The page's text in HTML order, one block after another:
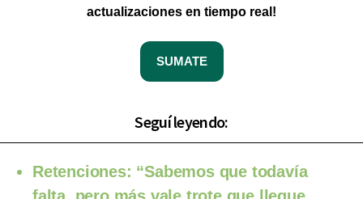
actualizaciones en tiempo real!
SUMATE
Seguí leyendo:
Retenciones: “Sabemos que todavía